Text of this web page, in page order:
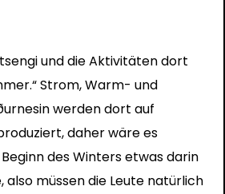
und die Aktivitäten dort
Strom, Warm- und
werden dort auf
daher wäre es
des Winters etwas darin
also müssen die Leute natürlich